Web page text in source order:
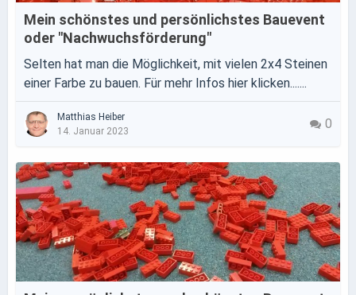
Mein schönstes und persönlichstes Bauevent
oder "Nachwuchsförderung"
Selten hat man die Möglichkeit, mit vielen 2x4 Steinen
einer Farbe zu bauen. Für mehr Infos hier klicken.......
Matthias Heiber
14. Januar 2023
0